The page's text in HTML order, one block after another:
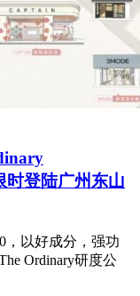
时登陆广州东山
，以好成分，强功
Ordinary研度公